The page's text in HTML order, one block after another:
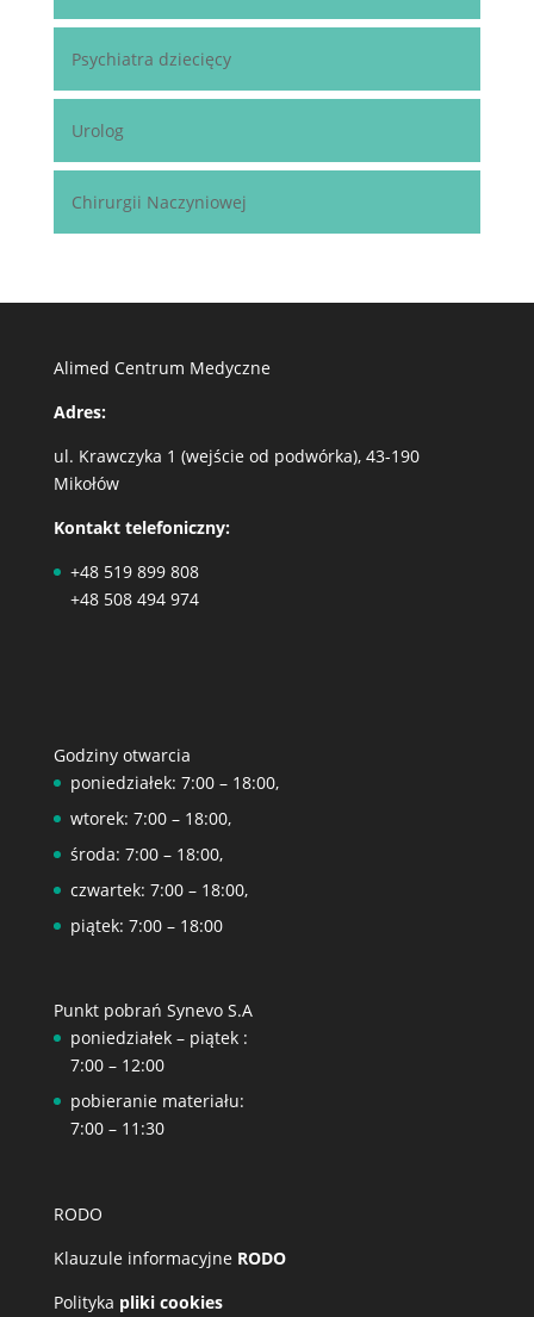
Psychiatra dziecięcy
Urolog
Chirurgii Naczyniowej
Alimed Centrum Medyczne
Adres:
ul. Krawczyka 1 (wejście od podwórka), 43-190
Mikołów
Kontakt telefoniczny:
+48 519 899 808
+48 508 494 974
Godziny otwarcia
poniedziałek: 7:00 – 18:00,
wtorek: 7:00 – 18:00,
środa: 7:00 – 18:00,
czwartek: 7:00 – 18:00,
piątek: 7:00 – 18:00
Punkt pobrań Synevo S.A
poniedziałek – piątek :
7:00 – 12:00
pobieranie materiału:
7:00 – 11:30
RODO
Klauzule informacyjne RODO
Polityka pliki cookies